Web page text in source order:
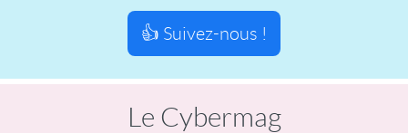
👍 Suivez-nous !
Le Cybermag